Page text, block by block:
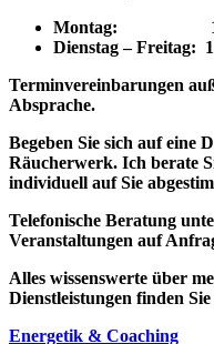
Montag:
Dienstag – Freitag:
Terminvereinbarungen
Absprache.
Begeben Sie sich auf eine
Räucherwerk. Ich berate
individuell auf Sie
Telefonische Beratung
Veranstaltungen auf
Alles wissenswerte über
Dienstleistungen finden
Energetik & Coaching